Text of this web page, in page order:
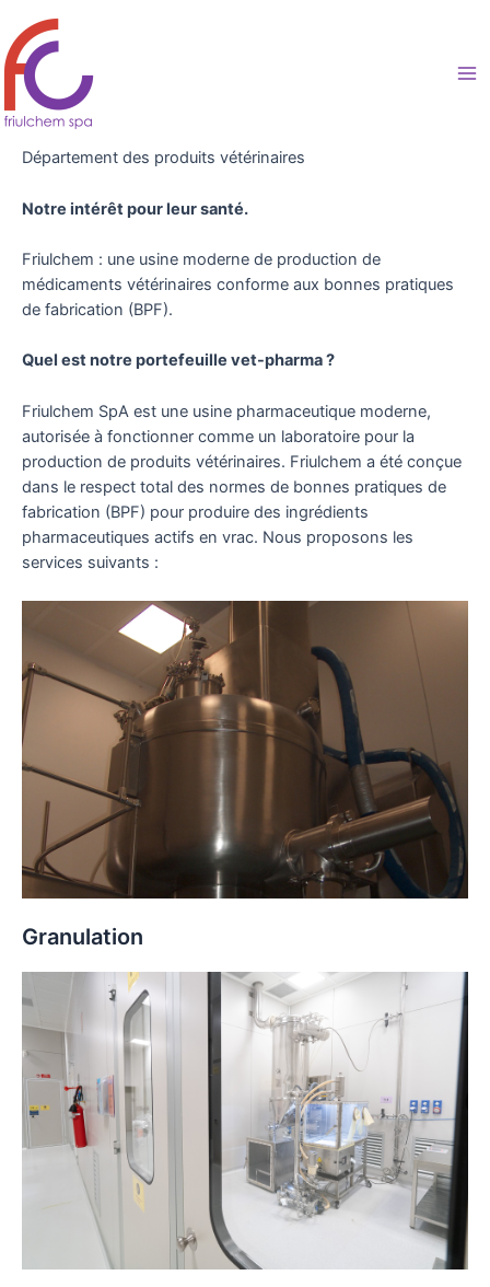
au
contenu
Département des produits vétérinaires
Notre intérêt pour leur santé.
Friulchem : une usine moderne de production de
médicaments vétérinaires conforme aux bonnes pratiques
de fabrication (BPF).
Quel est notre portefeuille vet-pharma ?
Friulchem SpA est une usine pharmaceutique moderne,
autorisée à fonctionner comme un laboratoire pour la
production de produits vétérinaires. Friulchem a été conçue
dans le respect total des normes de bonnes pratiques de
fabrication (BPF) pour produire des ingrédients
pharmaceutiques actifs en vrac. Nous proposons les
services suivants :
Granulation